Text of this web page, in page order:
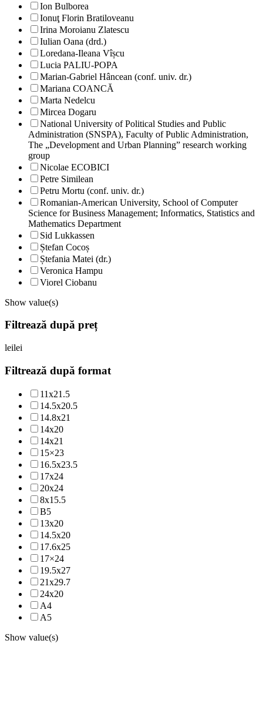
Ion Bulborea
Ionuţ Florin Bratiloveanu
Irina Moroianu Zlatescu
Iulian Oana (drd.)
Loredana-Ileana Vîșcu
Lucia PALIU-POPA
Marian-Gabriel Hâncean (conf. univ. dr.)
Mariana COANCĂ
Marta Nedelcu
Mircea Dogaru
National University of Political Studies and Public
Administration (SNSPA), Faculty of Public Administration,
The „Development and Urban Planning” research working
group
Nicolae ECOBICI
Petre Similean
Petru Mortu (conf. univ. dr.)
Romanian-American University, School of Computer
Science for Business Management; Informatics, Statistics and
Mathematics Department
Sid Lukkassen
Ștefan Cocoș
Ștefania Matei (dr.)
Veronica Hampu
Viorel Ciobanu
Show value(s)
Filtrează după preț
leilei
Filtrează după format
11x21.5
14.5x20.5
14.8x21
14x20
14x21
15×23
16.5x23.5
17x24
20x24
8x15.5
B5
13x20
14.5x20
17.6x25
17×24
19.5x27
21x29.7
24x20
A4
A5
Show value(s)